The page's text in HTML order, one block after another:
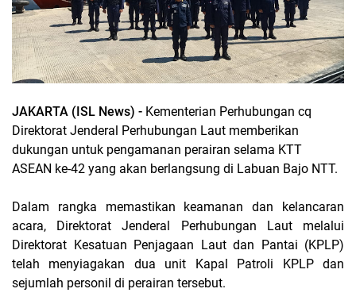
JAKARTA (ISL News) - Kementerian Perhubungan cq
Direktorat Jenderal Perhubungan Laut memberikan
dukungan untuk pengamanan perairan selama KTT
ASEAN ke-42 yang akan berlangsung di Labuan Bajo NTT.
Dalam rangka memastikan keamanan dan kelancaran
acara, Direktorat Jenderal Perhubungan Laut melalui
Direktorat Kesatuan Penjagaan Laut dan Pantai (KPLP)
telah menyiagakan dua unit Kapal Patroli KPLP dan
sejumlah personil di perairan tersebut.